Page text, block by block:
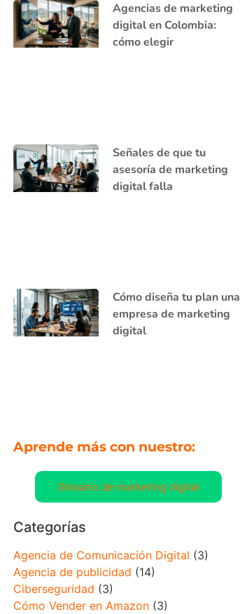
Agencias de marketing
digital en Colombia:
cómo elegir
Señales de que tu
asesoría de marketing
digital falla
Cómo diseña tu plan una
empresa de marketing
digital
Aprende más con nuestro:
Glosario de marketing digital
Categorías
Agencia de Comunicación Digital (3)
Agencia de publicidad (14)
Ciberseguridad (3)
Cómo Vender en Amazon(3)